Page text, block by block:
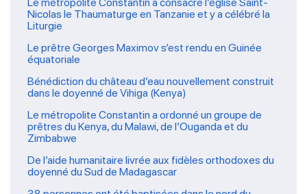
Nicolas le Thaumaturge en Tanzanie et y a célébré la
Liturgie
Le prêtre Georges Maximov s’est rendu en Guinée
équatoriale
Bénédiction du château d’eau nouvellement construit
dans le doyenné de Vihiga (Kenya)
Le métropolite Constantin a ordonné un groupe de
prêtres du Kenya, du Malawi, de l’Ouganda et du
Zimbabwe
De l’aide humanitaire livrée aux fidèles orthodoxes du
doyenné du Sud de Madagascar